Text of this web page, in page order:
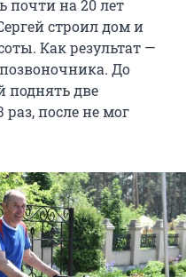
на 20 лет
строил дом и
Как результат —
До
поднять две
раз, после не мог